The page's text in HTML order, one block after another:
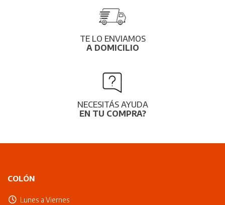
TE LO ENVIAMOS
A DOMICILIO
NECESITÁS AYUDA
EN TU COMPRA?
COLÓN
Lunes a Viernes